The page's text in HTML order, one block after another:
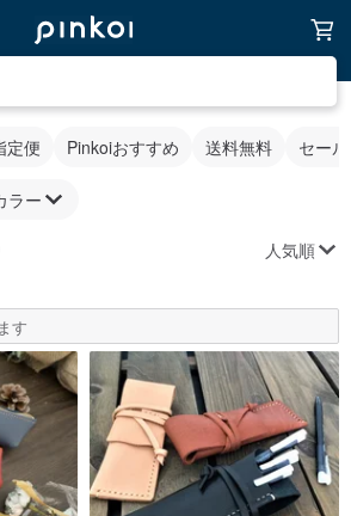
定便 Pinkoiおすすめ 送料無料 セー
ラー
人気順
す